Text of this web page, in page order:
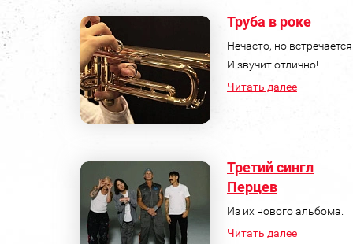
Труба в роке
Нечасто, но
И звучит отлично!
Читать далее
Третий сингл
Перцев
Из их нового альбома.
Читать далее